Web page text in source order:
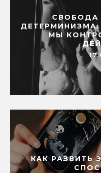
СВОБОДА
МЫ
КАК РАЗВИТЬ